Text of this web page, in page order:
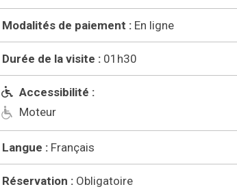
Modalités de paiement : En ligne
Durée de la visite : 01h30
Accessibilité :
Moteur
Langue : Français
Réservation : Obligatoire